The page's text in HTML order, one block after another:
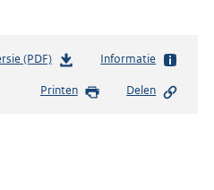
(PDF)b
s
Informatie
Printen Delen